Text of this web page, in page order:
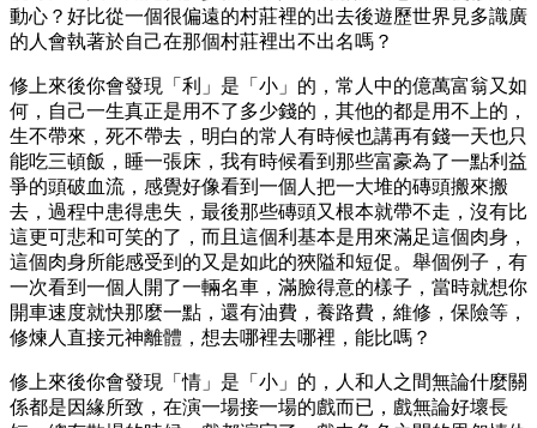
動心？好比從一個很偏遠的村莊裡的出去後遊歷世界見多識廣
的人會執著於自己在那個村莊裡出不出名嗎？
修上來後你會發現「利」是「小」的，常人中的億萬富翁又如
何，自己一生真正是用不了多少錢的，其他的都是用不上的，
生不帶來，死不帶去，明白的常人有時候也講再有錢一天也只
能吃三頓飯，睡一張床，我有時候看到那些富豪為了一點利益
爭的頭破血流，感覺好像看到一個人把一大堆的磚頭搬來搬
去，過程中患得患失，最後那些磚頭又根本就帶不走，沒有比
這更可悲和可笑的了，而且這個利基本是用來滿足這個肉身，
這個肉身所能感受到的又是如此的狹隘和短促。舉個例子，有
一次看到一個人開了一輛名車，滿臉得意的樣子，當時就想你
開車速度就快那麼一點，還有油費，養路費，維修，保險等，
修煉人直接元神離體，想去哪裡去哪裡，能比嗎？
修上來後你會發現「情」是「小」的，人和人之間無論什麼關
係都是因緣所致，在演一場接一場的戲而已，戲無論好壞長